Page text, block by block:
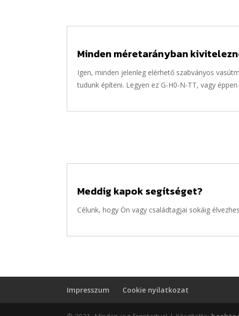
Minden méretarányban
Igen, minden jelenleg elérhető szabványos
tudunk építeni. Legyen ez G-H0-N-TT, vagy éppen
Meddig kapok segítséget?
Célunk, hogy Ön vagy családtagjai sokáig
Impresszum Cookie nyilatkozat